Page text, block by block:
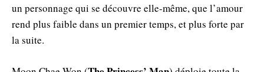
un personnage qui se découvre elle-même, que l’amour
rend plus faible dans un premier temps, et plus forte par
la suite.